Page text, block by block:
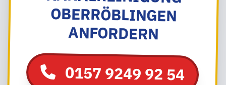
ANFORDERN
0157 9249 92 54